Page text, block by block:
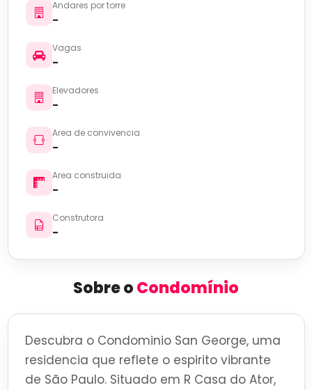
Andares por torre
-
Vagas
-
Elevadores
-
Area de convivencia
-
Area construida
-
Construtora
-
Sobre oCondomínio
Descubra o Condominio San George, uma
residencia que reflete o espirito vibrante
de São Paulo. Situado em R Casa do Ator,